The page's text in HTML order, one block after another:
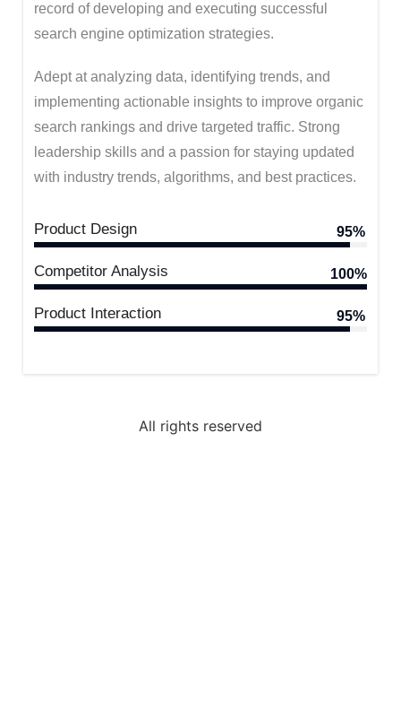
Dr. Lalitha Bharat
Karnataka State Advisor
VIP Member, Tenali
record of developing and executing successful
search engine optimization strategies.
Adept at analyzing data, identifying trends, and
implementing actionable insights to improve organic
search rankings and drive targeted traffic. Strong
leadership skills and a passion for staying updated
with industry trends, algorithms, and best practices.
Product Design 95%
Competitor Analysis 100%
Product Interaction 95%
All rights reserved